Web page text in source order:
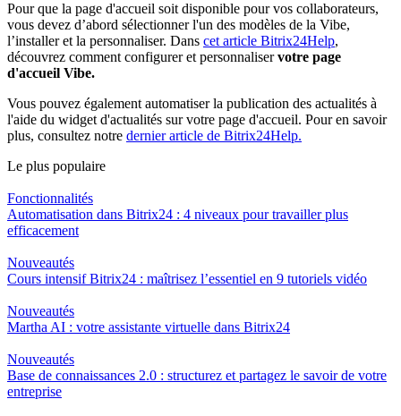
Pour que la page d'accueil soit disponible pour vos collaborateurs,
vous devez d’abord sélectionner l'un des modèles de la Vibe,
l’installer et la personnaliser. Dans cet article Bitrix24Help,
découvrez comment configurer et personnaliservotre page
d'accueil Vibe.
Vous pouvez également automatiser la publication des actualités à
l'aide du widget d'actualités sur votre page d'accueil. Pour en savoir
plus, consultez notre dernier article de Bitrix24Help.
Le plus populaire
Fonctionnalités
Automatisation dans Bitrix24 : 4 niveaux pour travailler plus
efficacement
Nouveautés
Cours intensif Bitrix24 : maîtrisez l’essentiel en 9 tutoriels vidéo
Nouveautés
Martha AI : votre assistante virtuelle dans Bitrix24
Nouveautés
Base de connaissances 2.0 : structurez et partagez le savoir de votre
entreprise